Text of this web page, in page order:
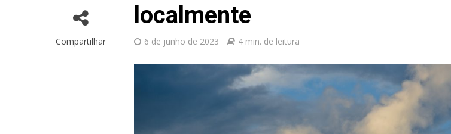
Compartilhar
localmente
6 de junho de 2023 4 min. de leitura